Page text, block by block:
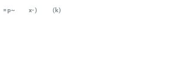
=p~ x-) (k)